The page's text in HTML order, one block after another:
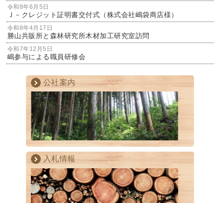
令和8年6月5日
Ｊ－クレジット証明書交付式（株式会社嶋袋商店様）
令和8年4月17日
勝山共販所と森林研究所木材加工研究室訪問
令和7年12月5日
嶋参与による職員研修会
公社案内
入札情報